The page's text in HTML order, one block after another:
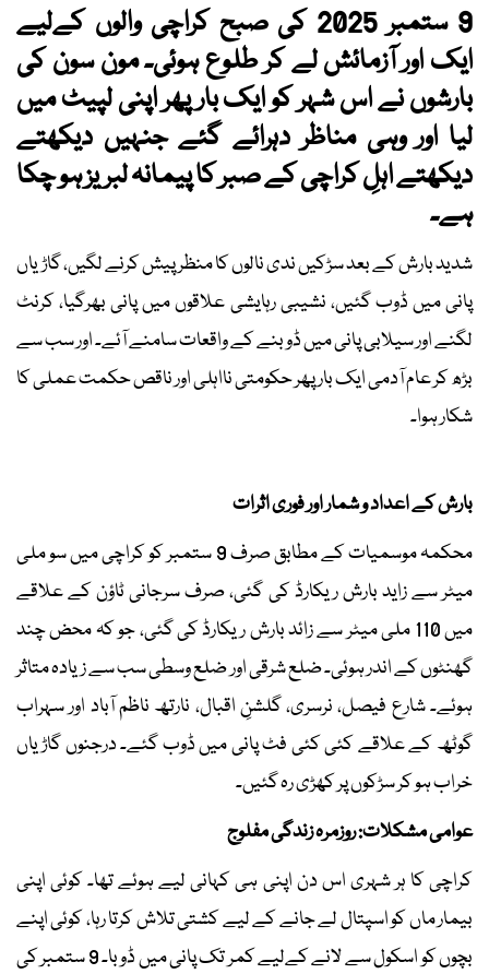
9 ستمبر 2025 کی صبح کراچی والوں کےلیے
ایک اور آزمائش لے کر طلوع ہوئی۔ مون سون کی
بارشوں نے اس شہر کو ایک بار پھر اپنی لپیٹ میں
لیا اور وہی مناظر دہرائے گئے جنہیں دیکھتے
دیکھتے اہلِ کراچی کے صبر کا پیمانہ لبریز ہو چکا
ہے۔
شدید بارش کے بعد سڑکیں ندی نالوں کا منظر پیش کرنے لگیں، گاڑیاں
پانی میں ڈوب گئیں، نشیبی رہایشی علاقوں میں پانی بھرگیا، کرنٹ
لگنے اور سیلابی پانی میں ڈوبنے کے واقعات سامنے آئے۔ اور سب سے
بڑھ کر عام آدمی ایک بار پھر حکومتی نااہلی اور ناقص حکمت عملی کا
شکار ہوا۔
بارش کے اعداد و شمار اور فوری اثرات
محکمہ موسمیات کے مطابق صرف 9 ستمبر کو کراچی میں سو ملی
میٹر سے زاید بارش ریکارڈ کی گئی، صرف سرجانی ٹاؤن کے علاقے
میں 110 ملی میٹر سے زائد بارش ریکارڈ کی گئی، جو کہ محض چند
گھنٹوں کے اندر ہوئی۔ ضلع شرقی اور ضلع وسطی سب سے زیادہ متاثر
ہوئے۔ شارع فیصل، نرسری، گلشنِ اقبال، نارتھ ناظم آباد اور سہراب
گوٹھ کے علاقے کئی کئی فٹ پانی میں ڈوب گئے۔ درجنوں گاڑیاں
خراب ہو کر سڑکوں پر کھڑی رہ گئیں۔
عوامی مشکلات: روزمرہ زندگی مفلوج
کراچی کا ہر شہری اس دن اپنی ہی کہانی لیے ہوئے تھا۔ کوئی اپنی
بیمار ماں کو اسپتال لے جانے کے لیے کشتی تلاش کرتا رہا، کوئی اپنے
بچوں کو اسکول سے لانے کےلیے کمر تک پانی میں ڈوبا۔ 9 ستمبر کی